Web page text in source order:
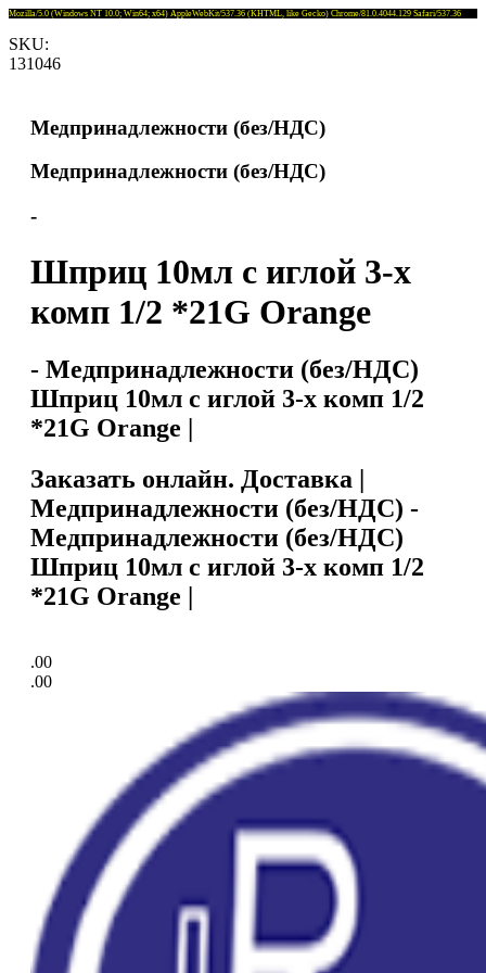
Mozilla/5.0 (Windows NT 10.0; Win64; x64) AppleWebKit/537.36 (KHTML, like Gecko) Chrome/81.0.4044.129 Safari/537.36
SKU:
131046
Медпринадлежности (без/НДС)
Медпринадлежности (без/НДС)
-
Шприц 10мл с иглой 3-х
комп 1/2 *21G Orange
- Медпринадлежности (без/НДС)
Шприц 10мл с иглой 3-х комп 1/2
*21G Orange |
Заказать онлайн. Доставка |
Медпринадлежности (без/НДС) -
Медпринадлежности (без/НДС)
Шприц 10мл с иглой 3-х комп 1/2
*21G Orange |
.00
.00